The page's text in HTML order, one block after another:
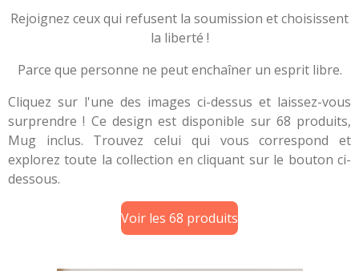
Rejoignez ceux qui refusent la soumission et choisissent
la liberté !
Parce que personne ne peut enchaîner un esprit libre.
Cliquez sur l'une des images ci-dessus et laissez-vous
surprendre ! Ce design est disponible sur 68 produits,
Mug inclus. Trouvez celui qui vous correspond et
explorez toute la collection en cliquant sur le bouton ci-
dessous.
Voir les 68 produits